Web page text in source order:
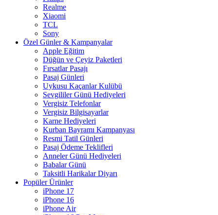
Realme
Xiaomi
TCL
Sony
Özel Günler & Kampanyalar
Apple Eğitim
Düğün ve Çeyiz Paketleri
Fırsatlar Pasajı
Pasaj Günleri
Uykusu Kaçanlar Kulübü
Sevgililer Günü Hediyeleri
Vergisiz Telefonlar
Vergisiz Bilgisayarlar
Karne Hediyeleri
Kurban Bayramı Kampanyası
Resmi Tatil Günleri
Pasaj Ödeme Teklifleri
Anneler Günü Hediyeleri
Babalar Günü
Taksitli Harikalar Diyarı
Popüler Ürünler
iPhone 17
iPhone 16
iPhone Air